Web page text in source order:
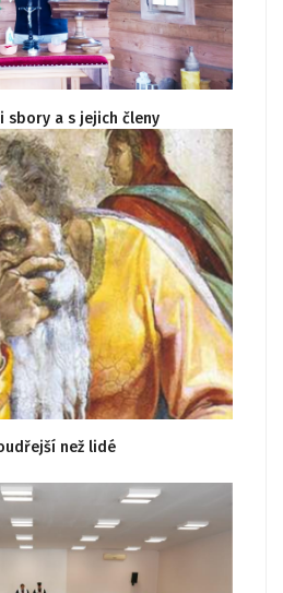
sbory a s jejich členy
než lidé